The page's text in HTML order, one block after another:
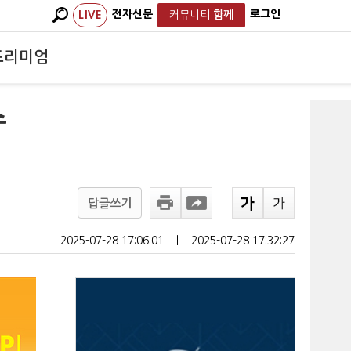
LIVE 전자신문 커뮤니티 함께 로그인
리미엄
답글쓰기
2025-07-28 17:06:01 2025-07-28 17:32:27